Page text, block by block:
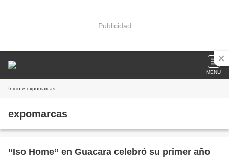
Publicidad
MENU
Inicio » expomarcas
expomarcas
“Iso Home” en Guacara celebró su primer año